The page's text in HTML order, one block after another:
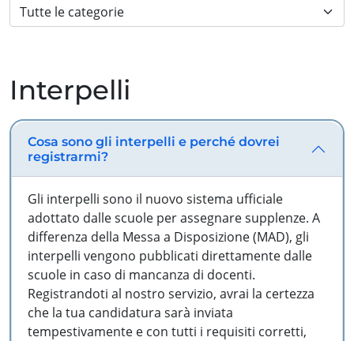
Interpelli
Cosa sono gli interpelli e perché dovrei
registrarmi?
Gli interpelli sono il nuovo sistema ufficiale
adottato dalle scuole per assegnare supplenze. A
differenza della Messa a Disposizione (MAD), gli
interpelli vengono pubblicati direttamente dalle
scuole in caso di mancanza di docenti.
Registrandoti al nostro servizio, avrai la certezza
che la tua candidatura sarà inviata
tempestivamente e con tutti i requisiti corretti,